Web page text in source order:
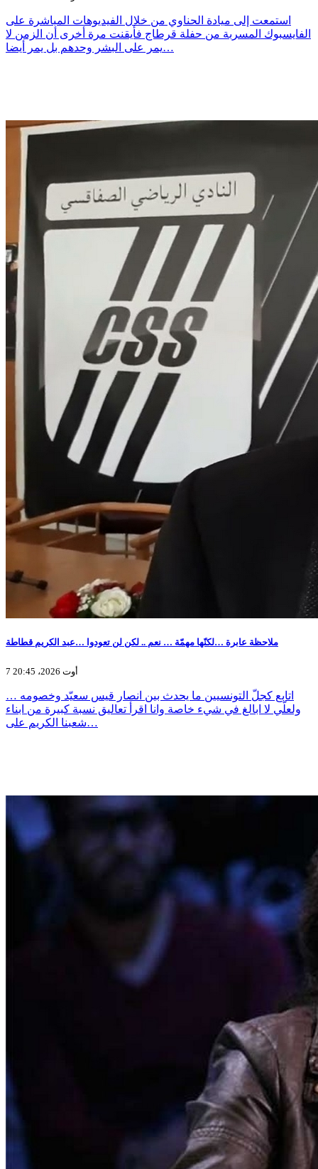
استمعت إلى ميادة الحناوي من خلال الفيديوهات المباشرة على
الفايسبوك المسربة من حفلة قرطاج فأيقنت مرة أخرى أن الزمن لا
يمر على البشر وحدهم بل يمر أيضا…
ملاحظة عابرة …لكنّها مهمّة … نعم .. لكن لن تعودوا …عبد الكريم قطاطة
7 أوت 2026، 20:45
اتابع كجلّ التونسيين ما يحدث بين انصار قيس سعيّد وخصومه …
ولعلّي لا ابالغ في شيء خاصة وانا اقرأ تعاليق نسبة كبيرة من ابناء
شعبنا الكريم على…